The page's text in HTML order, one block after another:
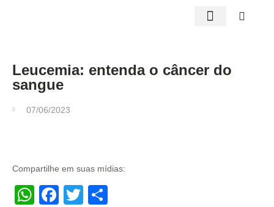
Leucemia: entenda o câncer do
sangue
07/06/2023
Compartilhe em suas mídias:
WhatsApp
Facebook
Twitter